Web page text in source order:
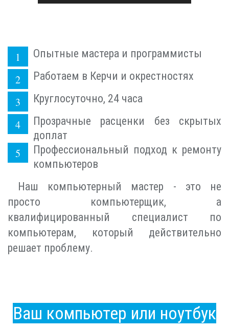
Опытные мастера и программисты
Работаем в Керчи и окрестностях
Круглосуточно, 24 часа
Прозрачные расценки без скрытых
доплат
Профессиональный подход к ремонту
компьютеров
Наш компьютерный мастер - это не
просто компьютерщик, а
квалифицированный специалист по
компьютерам, который действительно
решает проблему.
Ваш компьютер или ноутбук